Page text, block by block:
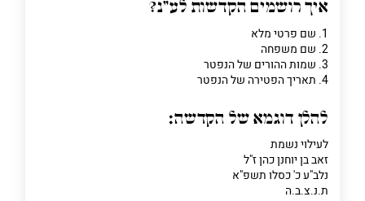
איך רושמים הקדשות לע"נ?
1. שם פרטי מלא
2. שם משפחה
3. שמות ההורים של הנפטר
4. תאריך הפטירה של הנפטר
להלן דוגמא של הקדשה:
לעילוי נשמת
זאב בן יוחנן כהן ז"ל
נלב"ע כ' כסלו תשפ"א
ת.נ.צ.ב.ה